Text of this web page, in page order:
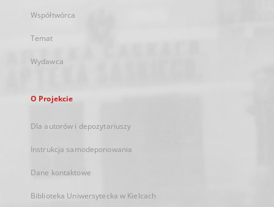
Współtwórca
Temat
Wydawca
O Projekcie
Dla autorów i depozytariuszy
Instrukcja samodeponowania
Dane kontaktowe
Biblioteka Uniwersytecka w Kielcach